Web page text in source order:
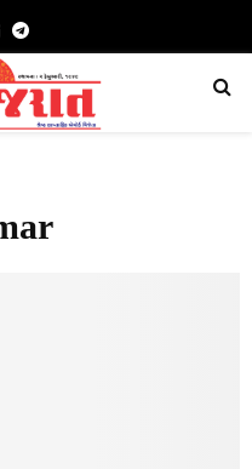
EmailTelegram